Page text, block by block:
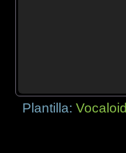
Plantilla:Vocaloid